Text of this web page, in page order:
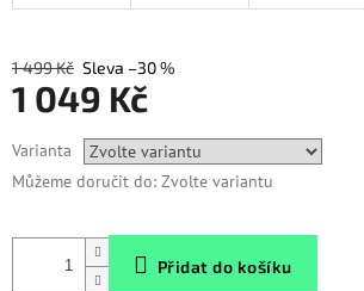
1 499 Kč –30 %
1 049 Kč
cena:
Varianta
Můžeme doručit do: Zvolte variantu
Přidat do košíku